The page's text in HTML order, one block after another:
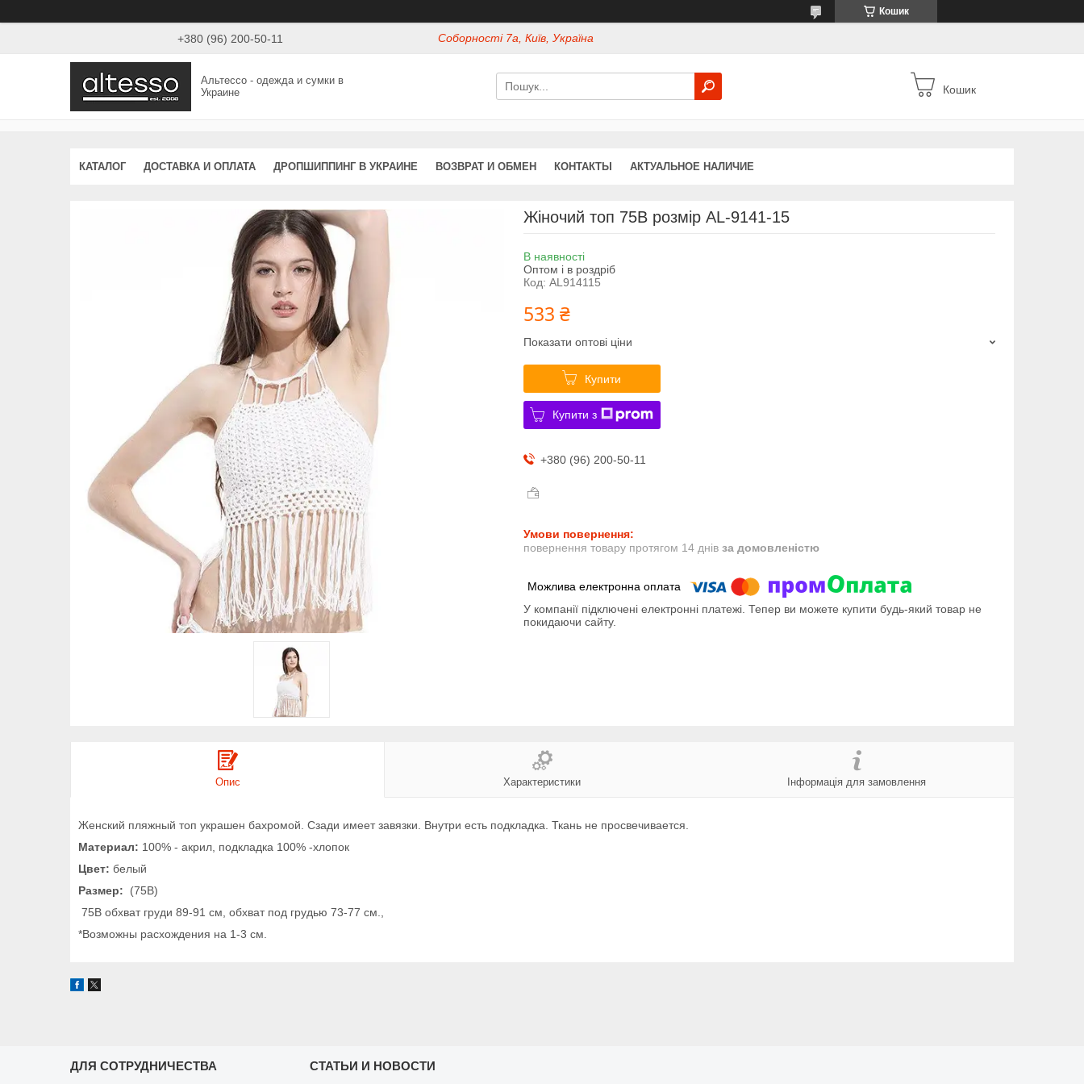
Кошик
+380 (96) 200-50-11 Соборності 7а, Київ, Україна
Альтессо - одежда и сумки в
Украине
Кошик
КАТАЛОГ ДОСТАВКА И ОПЛАТА ДРОПШИППИНГ В УКРАИНЕ ВОЗВРАТ И ОБМЕН КОНТАКТЫ АКТУАЛЬНОЕ НАЛИЧИЕ
Жіночий топ 75B розмір AL-9141-15
В наявності
Оптом і в роздріб
Код: AL914115
533 ₴
Показати оптові ціни
Купити
Купити з
+380 (96) 200-50-11
повернення товару протягом 14 днів за домовленістю
У компанії підключені електронні платежі. Тепер ви можете купити будь-який товар не
покидаючи сайту.
Опис Характеристики Інформація для замовлення
Женский пляжный топ украшен бахромой. Сзади имеет завязки. Внутри есть подкладка. Ткань не просвечивается.
Материал: 100% - акрил, подкладка 100% -хлопок
Цвет: белый
Размер: (75B)
75B обхват груди 89-91 см, обхват под грудью 73-77 см.,
*Возможны расхождения на 1-3 см.
ДЛЯ СОТРУДНИЧЕСТВА СТАТЬИ И НОВОСТИ